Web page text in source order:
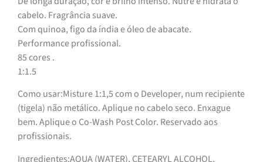
cabelo. Fragrância suave.
Com quinoa, figo da índia e óleo de abacate.
Performance profissional.
85 cores .
1:1.5
Como usar:Misture 1:1,5 com o Developer, num recipiente
(tigela) não metálico. Aplique no cabelo seco. Enxague
bem. Aplique o Co-Wash Post Color. Reservado aos
profissionais.
Ingredientes:AQUA (WATER), CETEARYL ALCOHOL,